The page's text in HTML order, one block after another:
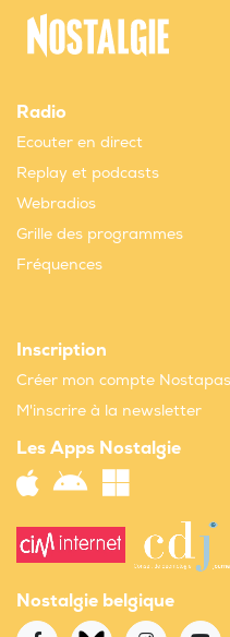
Radio
Ecouter en direct
Replay et podcasts
Webradios
Grille des programmes
Fréquences
Inscription
Créer mon compte
M'inscrire à la newsletter
Les Apps Nostalgie
Nostalgie belgique